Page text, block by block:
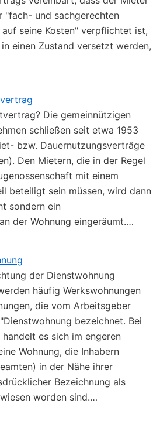
"fach- und sachgerechten
seine Kosten" verpflichtet ist,
einen Zustand versetzt werden,
Die gemeinnützigen
schließen seit etwa 1953
bzw. Dauernutzungsverträge
Den Mietern, die in der Regel
mit einem
beteiligt sein müssen, wird dann
sondern ein
der Wohnung eingeräumt.…
der Dienstwohnung
häufig Werkswohnungen
die vom Arbeitsgeber
bezeichnet. Bei
es sich im engeren
Wohnung, die Inhabern
in der Nähe ihrer
Bezeichnung als
worden sind.…